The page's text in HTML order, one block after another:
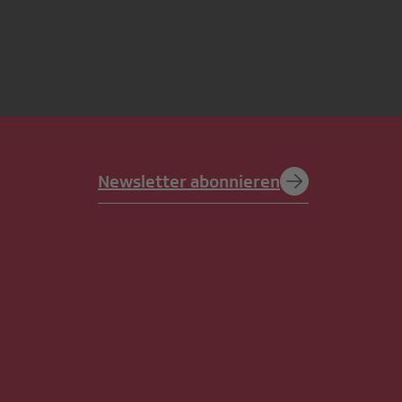
Newsletter abonnieren